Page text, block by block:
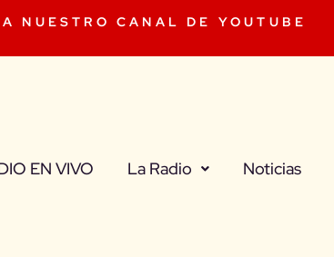
NUESTRO CANAL DE YOUTUBE
EN VIVO La Radio Noticias